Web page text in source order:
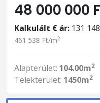
48 000 000
Kalkulált € ár: 131
461 538 Ft/m2
Alapterület: 104.00m2
Telekterület: 1450m2